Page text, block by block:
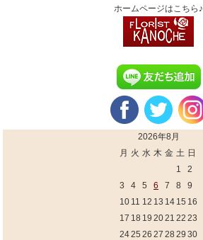
ホームページはこちら♪
2026年8月
月 火 水 木 金 土 日
1
2
3
4 5 6 7 8
9
10 11 12 13 14 15 16
17 18 19 2021 22 23
2425 26 27 28 29 30